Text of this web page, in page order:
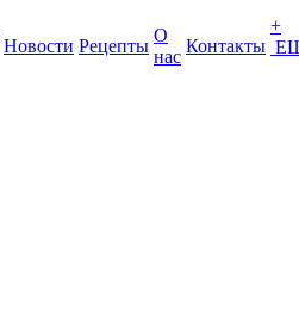
Новости Рецепты
О
нас
Контакты
+